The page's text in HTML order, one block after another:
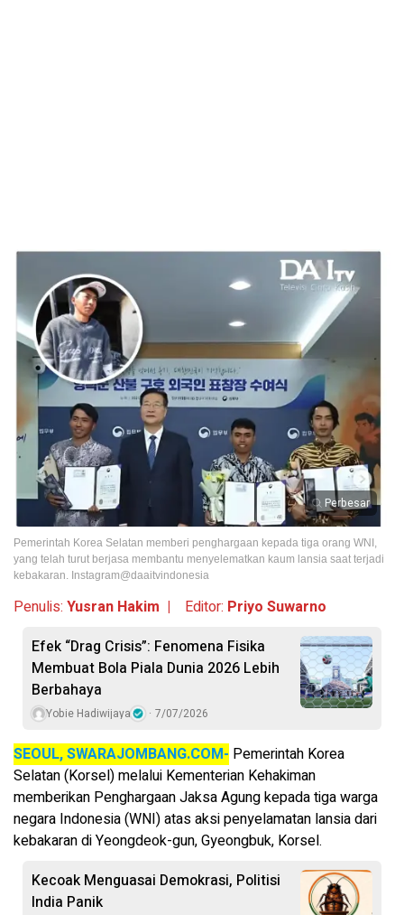
Perbesar
Pemerintah Korea Selatan memberi penghargaan kepada tiga orang WNI,
yang telah turut berjasa membantu menyelematkan kaum lansia saat terjadi
kebakaran. Instagram@daaitvindonesia
Penulis: Yusran Hakim | Editor: Priyo Suwarno
Efek “Drag Crisis”: Fenomena Fisika
Membuat Bola Piala Dunia 2026 Lebih
Berbahaya
Yobie Hadiwijaya 7/07/2026
SEOUL, SWARAJOMBANG.COM- Pemerintah Korea
Selatan (Korsel) melalui Kementerian Kehakiman
memberikan Penghargaan Jaksa Agung kepada tiga warga
negara Indonesia (WNI) atas aksi penyelamatan lansia dari
kebakaran di Yeongdeok-gun, Gyeongbuk, Korsel.
Kecoak Menguasai Demokrasi, Politisi
India Panik